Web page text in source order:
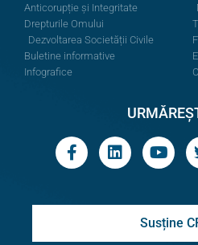
Anticorupție și Integritate
Drepturile Omului
Dezvoltarea Societății Civile
Buletine informative
Infografice
Susține